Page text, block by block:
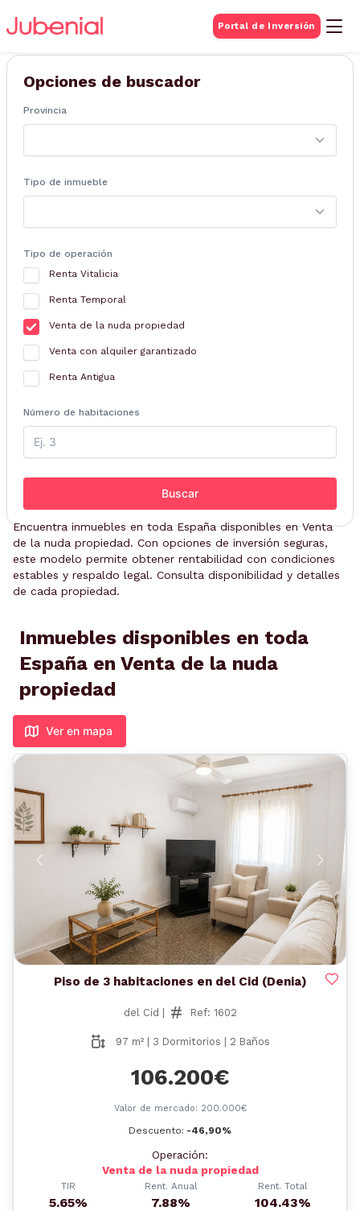
Portal de Inversión
BUSQUEDA DE
Inmuebles
Opciones de buscador
Provincia
Tipo de inmueble
Tipo de operación
Renta Vitalicia
Renta Temporal
Venta de la nuda propiedad
Venta con alquiler garantizado
Renta Antigua
Número de habitaciones
Buscar
Encuentra inmuebles en toda España disponibles en Venta
de la nuda propiedad. Con opciones de inversión seguras,
este modelo permite obtener rentabilidad con condiciones
estables y respaldo legal. Consulta disponibilidad y detalles
de cada propiedad.
Inmuebles disponibles en toda
España en Venta de la nuda
propiedad
Ver en mapa
Anterior
Piso de 3 habitaciones en del Cid (Denia)
del Cid | Ref: 1602
97 m² | 3 Dormitorios | 2 Baños
106.200€
Valor de mercado: 200.000€
Descuento: -46,90%
Operación:
Venta de la nuda propiedad
TIR
5.65%
Rent. Anual
7.88%
Rent. Total
104.43%